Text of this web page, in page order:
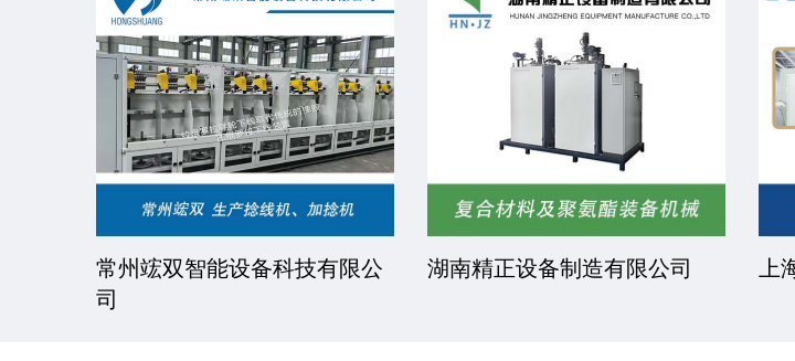
常州竤双智能设备科技有限公
司
湖南精正设备制造有限公司 上